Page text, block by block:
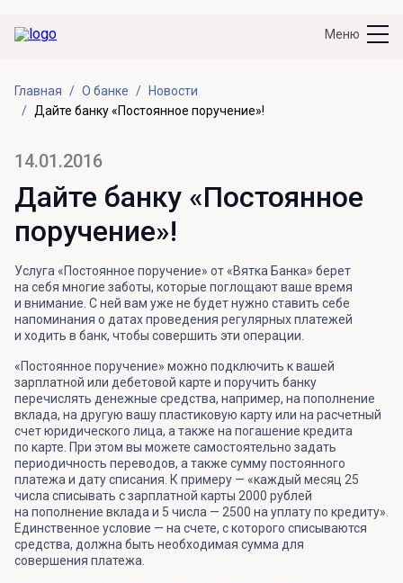
Меню
Главная О банке
Новости
Дайте банку «Постоянное поручение»!
14.01.2016
Дайте банку «Постоянное
поручение»!
Услуга «Постоянное поручение» от «Вятка Банка» берет
на себя многие заботы, которые поглощают ваше время
и внимание. С ней вам уже не будет нужно ставить себе
напоминания о датах проведения регулярных платежей
и ходить в банк, чтобы совершить эти операции.
«Постоянное поручение» можно подключить к вашей
зарплатной или дебетовой карте и поручить банку
перечислять денежные средства, например, на пополнение
вклада, на другую вашу пластиковую карту или на расчетный
счет юридического лица, а также на погашение кредита
по карте. При этом вы можете самостоятельно задать
периодичность переводов, а также сумму постоянного
платежа и дату списания. К примеру — «каждый месяц 25
числа списывать с зарплатной карты 2000 рублей
на пополнение вклада и 5 числа — 2500 на уплату по кредиту».
Единственное условие — на счете, с которого списываются
средства, должна быть необходимая сумма для
совершения платежа.